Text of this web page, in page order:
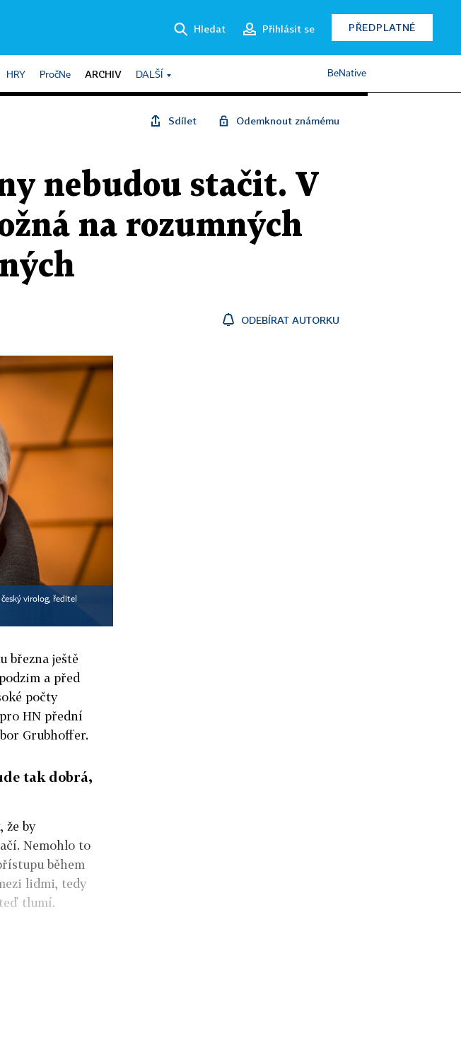
Hledat Přihlásit se PŘEDPLATNÉ
HRY PročNe ARCHIV DALŠÍ BeNative
Sdílet Odemknout známému
nebudou stačit. V
na rozumných
ODEBÍRAT AUTORKU
virolog, ředitel
března ještě
a před
počty
HN přední
Grubhoffer.
tak dobrá,
že by
Nemohlo to
během
lidmi, tedy
tlumí.